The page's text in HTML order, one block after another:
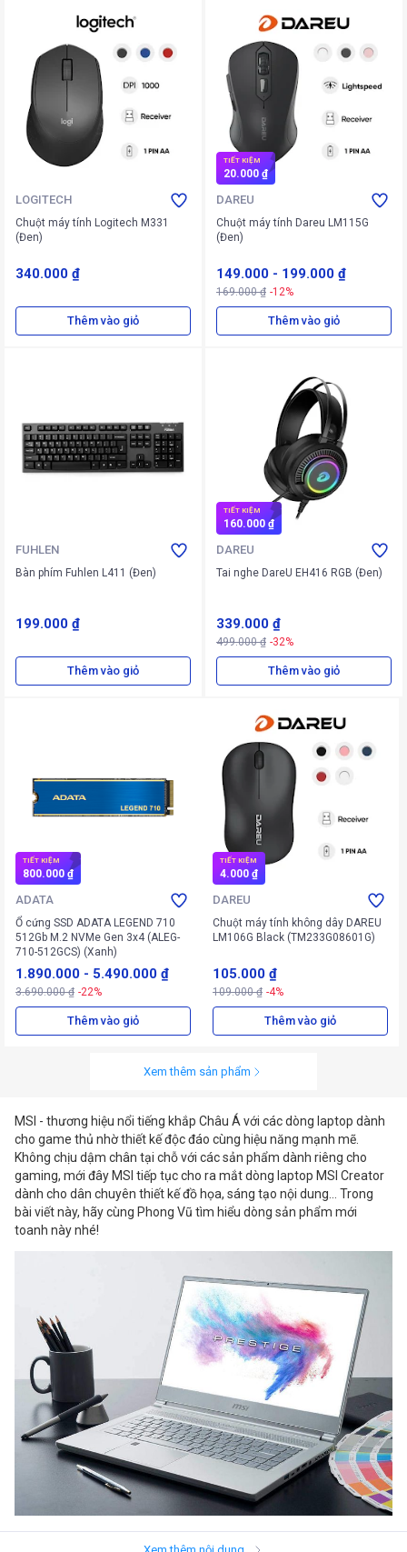
LOGITECH
Chuột máy tính Logitech M331
(Đen)
340.000 ₫
Thêm vào giỏ
TIẾT KIỆM
20.000 ₫
DAREU
Chuột máy tính Dareu LM115G
(Đen)
149.000 - 199.000 ₫
169.000 ₫ -12%
Thêm vào giỏ
FUHLEN
Bàn phím Fuhlen L411 (Đen)
199.000 ₫
Thêm vào giỏ
TIẾT KIỆM
160.000 ₫
DAREU
Tai nghe DareU EH416 RGB (Đen)
339.000 ₫
499.000 ₫ -32%
Thêm vào giỏ
TIẾT KIỆM
800.000 ₫
ADATA
Ổ cứng SSD ADATA LEGEND 710
512Gb M.2 NVMe Gen 3x4 (ALEG-
710-512GCS) (Xanh)
1.890.000 - 5.490.000 ₫
3.690.000 ₫ -22%
Thêm vào giỏ
TIẾT KIỆM
4.000 ₫
DAREU
Chuột máy tính không dây DAREU
LM106G Black (TM233G08601G)
105.000 ₫
109.000 ₫ -4%
Thêm vào giỏ
Xem thêm sản phẩm
MSI - thương hiệu nổi tiếng khắp Châu Á với các dòng laptop dành
cho game thủ nhờ thiết kế độc đáo cùng hiệu năng mạnh mẽ.
Không chịu dậm chân tại chỗ với các sản phẩm dành riêng cho
gaming, mới đây MSI tiếp tục cho ra mắt dòng laptop MSI Creator
dành cho dân chuyên thiết kế đồ họa, sáng tạo nội dung… Trong
bài viết này, hãy cùng Phong Vũ tìm hiểu dòng sản phẩm mới
toanh này nhé!
MSI Creator là dòng máy phù hợp cho dân văn phòng chuyên thiết kế nội dung